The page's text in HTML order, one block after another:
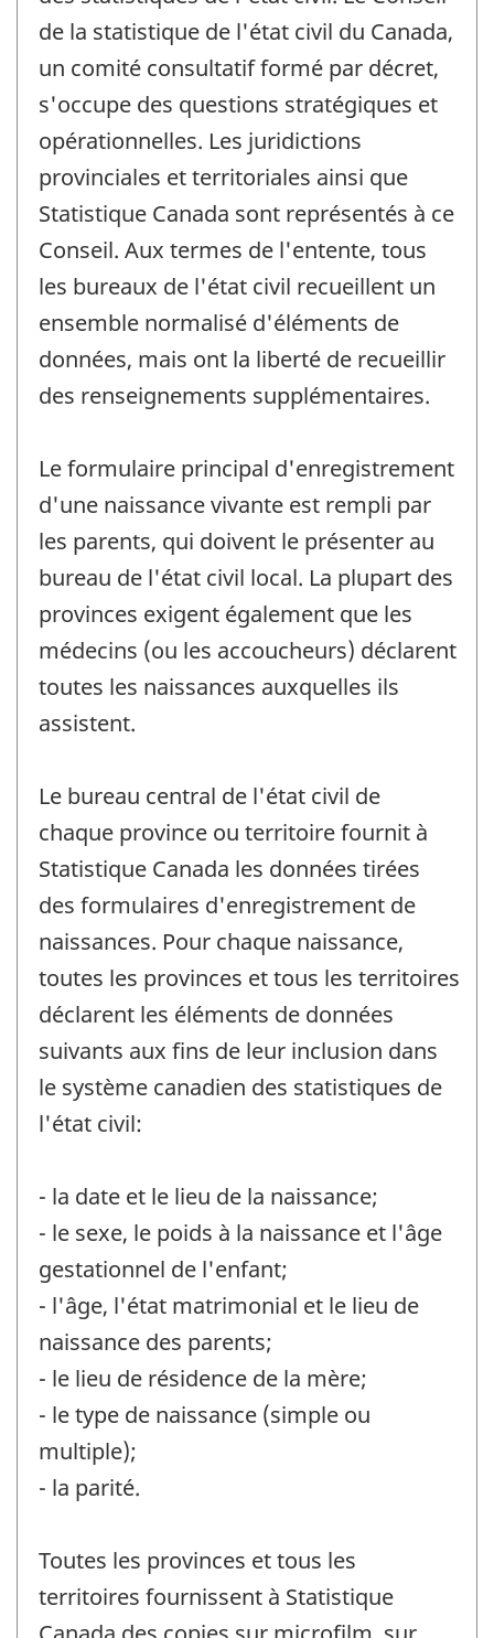
de la statistique de l'état civil du Canada,
un comité consultatif formé par décret,
s'occupe des questions stratégiques et
opérationnelles. Les juridictions
provinciales et territoriales ainsi que
Statistique Canada sont représentés à ce
Conseil. Aux termes de l'entente, tous
les bureaux de l'état civil recueillent un
ensemble normalisé d'éléments de
données, mais ont la liberté de recueillir
des renseignements supplémentaires.
Le formulaire principal d'enregistrement
d'une naissance vivante est rempli par
les parents, qui doivent le présenter au
bureau de l'état civil local. La plupart des
provinces exigent également que les
médecins (ou les accoucheurs) déclarent
toutes les naissances auxquelles ils
assistent.
Le bureau central de l'état civil de
chaque province ou territoire fournit à
Statistique Canada les données tirées
des formulaires d'enregistrement de
naissances. Pour chaque naissance,
toutes les provinces et tous les territoires
déclarent les éléments de données
suivants aux fins de leur inclusion dans
le système canadien des statistiques de
l'état civil:
- la date et le lieu de la naissance;
- le sexe, le poids à la naissance et l'âge
gestationnel de l'enfant;
- l'âge, l'état matrimonial et le lieu de
naissance des parents;
- le lieu de résidence de la mère;
- le type de naissance (simple ou
multiple);
- la parité.
Toutes les provinces et tous les
territoires fournissent à Statistique